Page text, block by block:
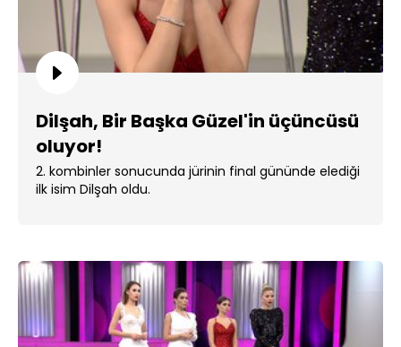
Dilşah, Bir Başka Güzel'in üçüncüsü
oluyor!
2. kombinler sonucunda jürinin final gününde elediği
ilk isim Dilşah oldu.